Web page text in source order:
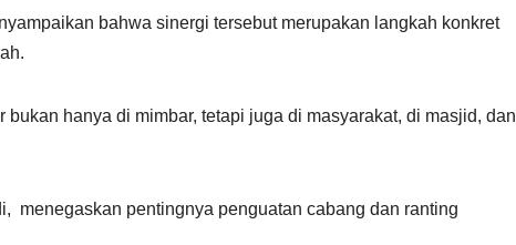
bahwa sinergi tersebut merupakan langkah konkret
hanya di mimbar, tetapi juga di masyarakat, di masjid, dan
menegaskan pentingnya penguatan cabang dan ranting